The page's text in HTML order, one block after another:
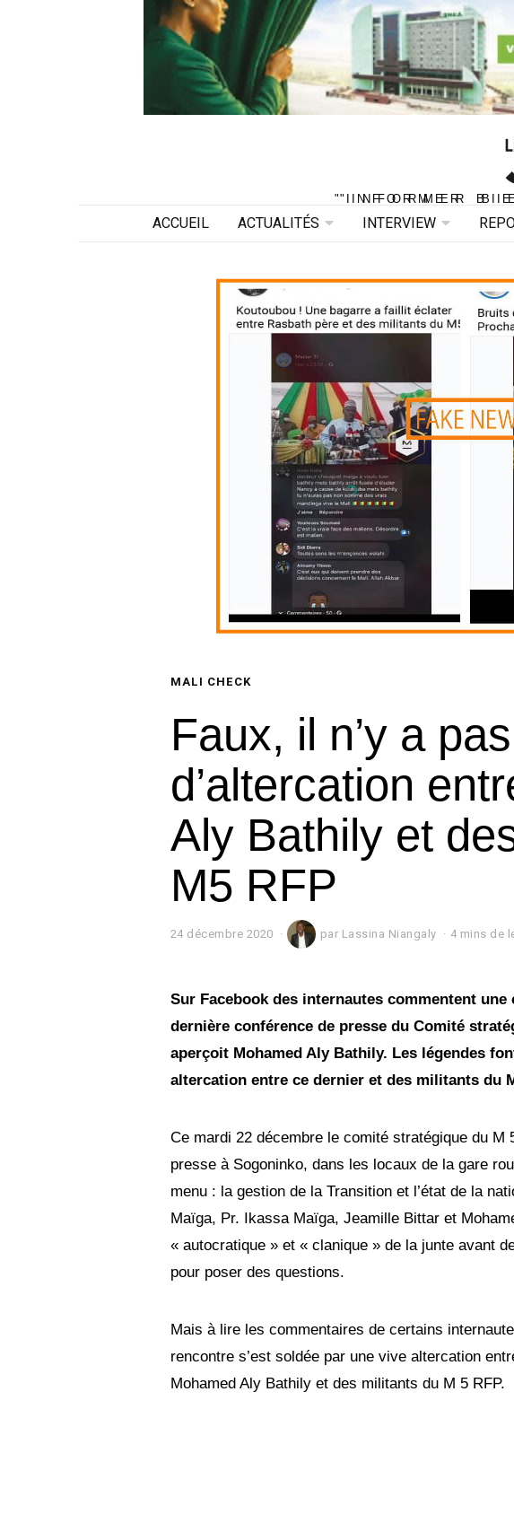
"INFORMER
"INFORMER
ACCUEIL ACTUALITÉS INTERVIEW
MALI CHECK
Faux, il n’y a
d’altercation
Aly Bathily et
M5 RFP
24 décembre 2020
c
m
b
r
e
0
par Lassina Niangaly 4 mins de
Sur Facebook des internautes commentent une
dernière conférence de presse du Comité
aperçoit Mohamed Aly Bathily. Les légendes
altercation entre ce dernier et des militants du
Ce mardi 22 décembre le comité stratégique du M
presse à Sogoninko, dans les locaux de la gare
menu : la gestion de la Transition et l’état de la
Maïga, Pr. Ikassa Maïga, Jeamille Bittar et
« autocratique » et « clanique » de la junte avant
pour poser des questions.
Mais à lire les commentaires de certains
rencontre s’est soldée par une vive altercation
Mohamed Aly Bathily et des militants du M 5 RFP.